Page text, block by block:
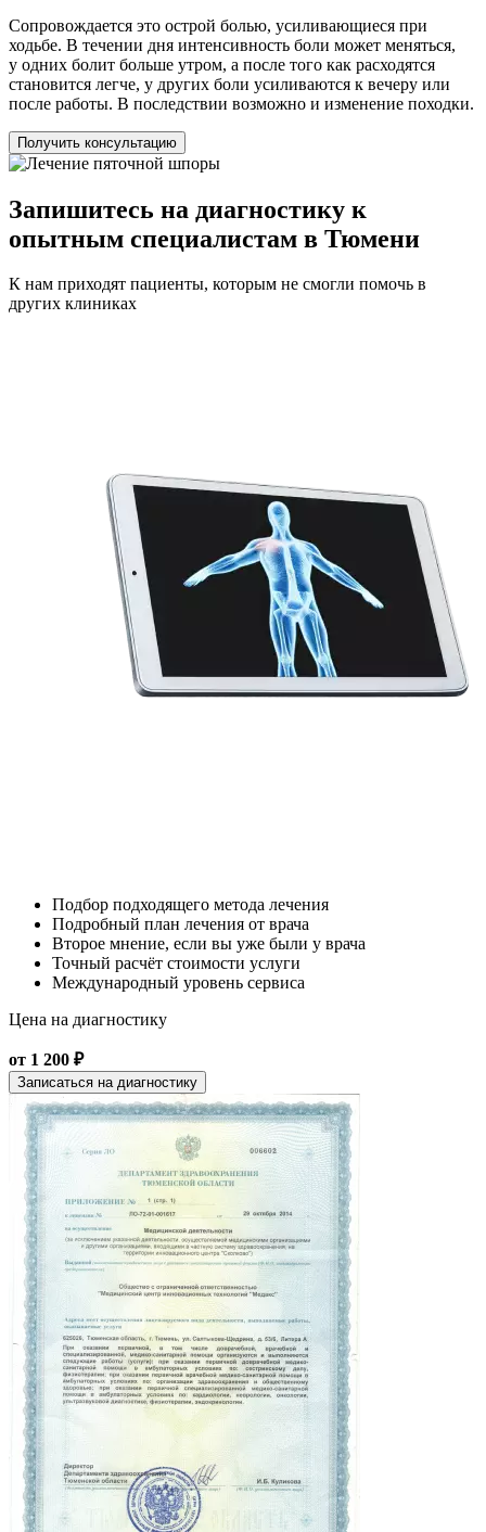
Сопровождается это острой болью, усиливающиеся при
ходьбе. В течении дня интенсивность боли может меняться,
у одних болит больше утром, а после того как расходятся
становится легче, у других боли усиливаются к вечеру или
после работы. В последствии возможно и изменение походки.
Получить консультацию
Запишитесь на диагностику к
опытным специалистам в Тюмени
К нам приходят пациенты, которым не смогли помочь в
других клиниках
Подбор подходящего метода лечения
Подробный план лечения от врача
Второе мнение, если вы уже были у врача
Точный расчёт стоимости услуги
Международный уровень сервиса
Цена на диагностику
от 1 200 ₽
Записаться на диагностику